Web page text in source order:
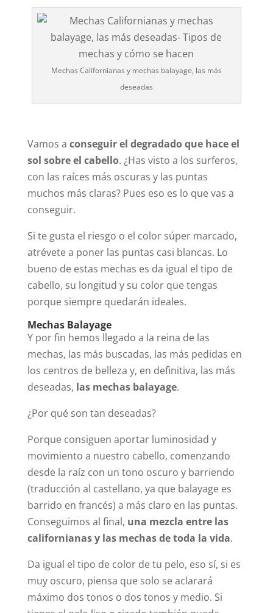
Mechas Californianas y mechas balayage, las más
deseadas
Vamos a conseguir el degradado que hace el
sol sobre el cabello. ¿Has visto a los surferos,
con las raíces más oscuras y las puntas
muchos más claras? Pues eso es lo que vas a
conseguir.
Si te gusta el riesgo o el color súper marcado,
atrévete a poner las puntas casi blancas. Lo
bueno de estas mechas es da igual el tipo de
cabello, su longitud y su color que tengas
porque siempre quedarán ideales.
Mechas Balayage
Y por fin hemos llegado a la reina de las
mechas, las más buscadas, las más pedidas en
los centros de belleza y, en definitiva, las más
deseadas, las mechas balayage.
¿Por qué son tan deseadas?
Porque consiguen aportar luminosidad y
movimiento a nuestro cabello, comenzando
desde la raíz con un tono oscuro y barriendo
(traducción al castellano, ya que balayage es
barrido en francés) a más claro en las puntas.
Conseguimos al final, una mezcla entre las
californianas y las mechas de toda la vida.
Da igual el tipo de color de tu pelo, eso sí, si es
muy oscuro, piensa que solo se aclarará
máximo dos tonos o dos tonos y medio. Si